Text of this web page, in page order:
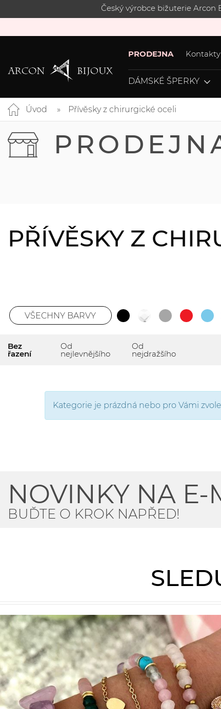
Český výrobce bižuterie Arcon
PRODEJNA Kontakty
DÁMSKÉ ŠPERKY
Úvod Přívěsky z chirurgické oceli
PŘÍVĚSKY Z
VŠECHNY BARVY
Bez
řazení
Od
nejlevnějšího
Od
nejdražšího
Kategorie je prázdná nebo pro Vámi
NOVINKY NA E-
BUĎTE O KROK NAPŘED!